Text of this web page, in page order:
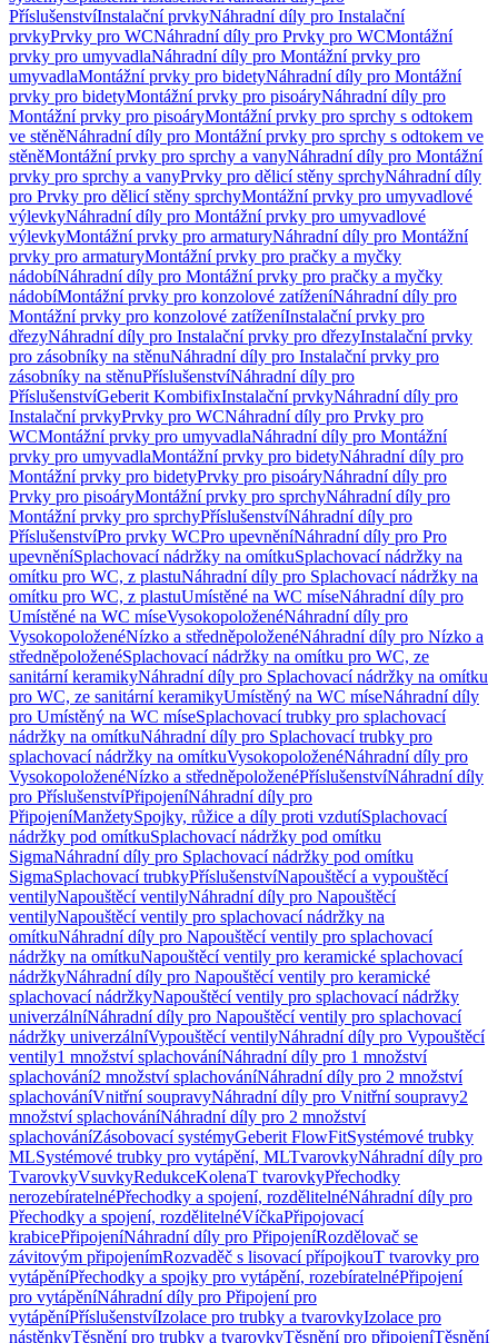
PříslušenstvíInstalační prvkyNáhradní díly pro Instalační
prvkyPrvky pro WCNáhradní díly pro Prvky pro WCMontážní
prvky pro umyvadlaNáhradní díly pro Montážní prvky pro
umyvadlaMontážní prvky pro bidetyNáhradní díly pro Montážní
prvky pro bidetyMontážní prvky pro pisoáryNáhradní díly pro
Montážní prvky pro pisoáryMontážní prvky pro sprchy s odtokem
ve stěněNáhradní díly pro Montážní prvky pro sprchy s odtokem ve
stěněMontážní prvky pro sprchy a vanyNáhradní díly pro Montážní
prvky pro sprchy a vanyPrvky pro dělicí stěny sprchyNáhradní díly
pro Prvky pro dělicí stěny sprchyMontážní prvky pro umyvadlové
výlevkyNáhradní díly pro Montážní prvky pro umyvadlové
výlevkyMontážní prvky pro armaturyNáhradní díly pro Montážní
prvky pro armaturyMontážní prvky pro pračky a myčky
nádobíNáhradní díly pro Montážní prvky pro pračky a myčky
nádobíMontážní prvky pro konzolové zatíženíNáhradní díly pro
Montážní prvky pro konzolové zatíženíInstalační prvky pro
dřezyNáhradní díly pro Instalační prvky pro dřezyInstalační prvky
pro zásobníky na stěnuNáhradní díly pro Instalační prvky pro
zásobníky na stěnuPříslušenstvíNáhradní díly pro
PříslušenstvíGeberit KombifixInstalační prvkyNáhradní díly pro
Instalační prvkyPrvky pro WCNáhradní díly pro Prvky pro
WCMontážní prvky pro umyvadlaNáhradní díly pro Montážní
prvky pro umyvadlaMontážní prvky pro bidetyNáhradní díly pro
Montážní prvky pro bidetyPrvky pro pisoáryNáhradní díly pro
Prvky pro pisoáryMontážní prvky pro sprchyNáhradní díly pro
Montážní prvky pro sprchyPříslušenstvíNáhradní díly pro
PříslušenstvíPro prvky WCPro upevněníNáhradní díly pro Pro
upevněníSplachovací nádržky na omítkuSplachovací nádržky na
omítku pro WC, z plastuNáhradní díly pro Splachovací nádržky na
omítku pro WC, z plastuUmístěné na WC míseNáhradní díly pro
Umístěné na WC míseVysokopoloženéNáhradní díly pro
VysokopoloženéNízko a středněpoloženéNáhradní díly pro Nízko a
středněpoloženéSplachovací nádržky na omítku pro WC, ze
sanitární keramikyNáhradní díly pro Splachovací nádržky na omítku
pro WC, ze sanitární keramikyUmístěný na WC míseNáhradní díly
pro Umístěný na WC míseSplachovací trubky pro splachovací
nádržky na omítkuNáhradní díly pro Splachovací trubky pro
splachovací nádržky na omítkuVysokopoloženéNáhradní díly pro
VysokopoloženéNízko a středněpoloženéPříslušenstvíNáhradní díly
pro PříslušenstvíPřipojeníNáhradní díly pro
PřipojeníManžetySpojky, růžice a díly proti vzdutíSplachovací
nádržky pod omítkuSplachovací nádržky pod omítku
SigmaNáhradní díly pro Splachovací nádržky pod omítku
SigmaSplachovací trubkyPříslušenstvíNapouštěcí a vypouštěcí
ventilyNapouštěcí ventilyNáhradní díly pro Napouštěcí
ventilyNapouštěcí ventily pro splachovací nádržky na
omítkuNáhradní díly pro Napouštěcí ventily pro splachovací
nádržky na omítkuNapouštěcí ventily pro keramické splachovací
nádržkyNáhradní díly pro Napouštěcí ventily pro keramické
splachovací nádržkyNapouštěcí ventily pro splachovací nádržky
univerzálníNáhradní díly pro Napouštěcí ventily pro splachovací
nádržky univerzálníVypouštěcí ventilyNáhradní díly pro Vypouštěcí
ventily1 množství splachováníNáhradní díly pro 1 množství
splachování2 množství splachováníNáhradní díly pro 2 množství
splachováníVnitřní soupravyNáhradní díly pro Vnitřní soupravy2
množství splachováníNáhradní díly pro 2 množství
splachováníZásobovací systémyGeberit FlowFitSystémové trubky
MLSystémové trubky pro vytápění, MLTvarovkyNáhradní díly pro
TvarovkyVsuvkyRedukceKolenaT tvarovkyPřechodky
nerozebíratelnéPřechodky a spojení, rozdělitelnéNáhradní díly pro
Přechodky a spojení, rozdělitelnéVíčkaPřipojovací
krabicePřipojeníNáhradní díly pro PřipojeníRozdělovač se
závitovým připojenímRozvaděč s lisovací přípojkouT tvarovky pro
vytápěníPřechodky a spojky pro vytápění, rozebíratelnéPřipojení
pro vytápěníNáhradní díly pro Připojení pro
vytápěníPříslušenstvíIzolace pro trubky a tvarovkyIzolace pro
nástěnkyTěsnění pro trubky a tvarovkyTěsnění pro připojeníTěsnění